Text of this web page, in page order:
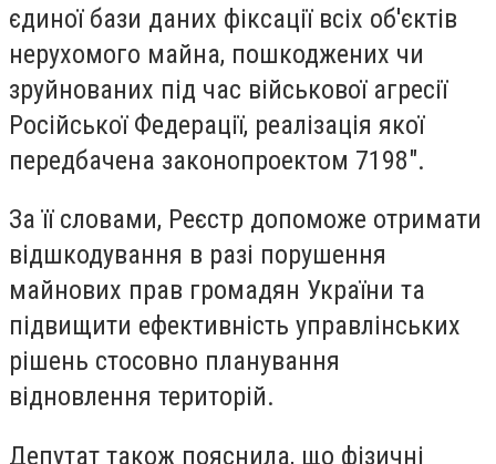
єдиної бази даних фіксації всіх об'єктів
нерухомого майна, пошкоджених чи
зруйнованих під час військової агресії
Російської Федерації, реалізація якої
передбачена законопроектом 7198".
За її словами, Реєстр допоможе отримати
відшкодування в разі порушення
майнових прав громадян України та
підвищити ефективність управлінських
рішень стосовно планування
відновлення територій.
Депутат також пояснила, що фізичні